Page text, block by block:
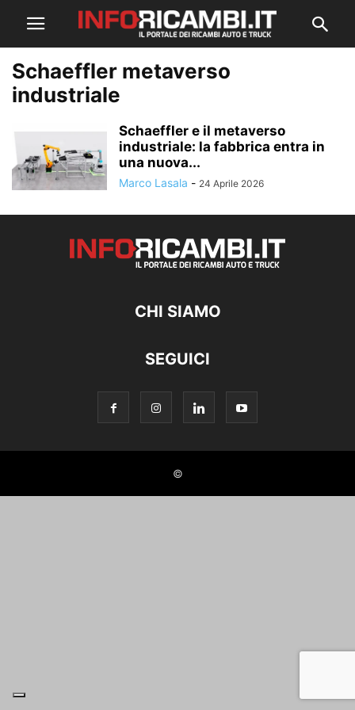
Schaeffler metaverso
industriale
Schaeffler e il metaverso
industriale: la fabbrica entra in
una nuova...
Marco Lasala - 24 Aprile 2026
CHI SIAMO
SEGUICI
©